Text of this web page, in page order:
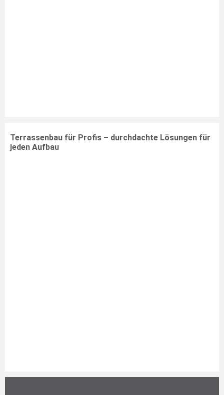
Terrassenbau für Profis – durchdachte Lösungen für
jeden Aufbau